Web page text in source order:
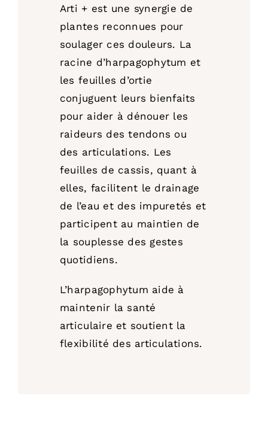
Arti + est une synergie de
plantes reconnues pour
soulager ces douleurs. La
racine d’harpagophytum et
les feuilles d’ortie
conjuguent leurs bienfaits
pour aider à dénouer les
raideurs des tendons ou
des articulations. Les
feuilles de cassis, quant à
elles, facilitent le drainage
de l’eau et des impuretés et
participent au maintien de
la souplesse des gestes
quotidiens.
L’harpagophytum aide à
maintenir la santé
articulaire et soutient la
flexibilité des articulations.